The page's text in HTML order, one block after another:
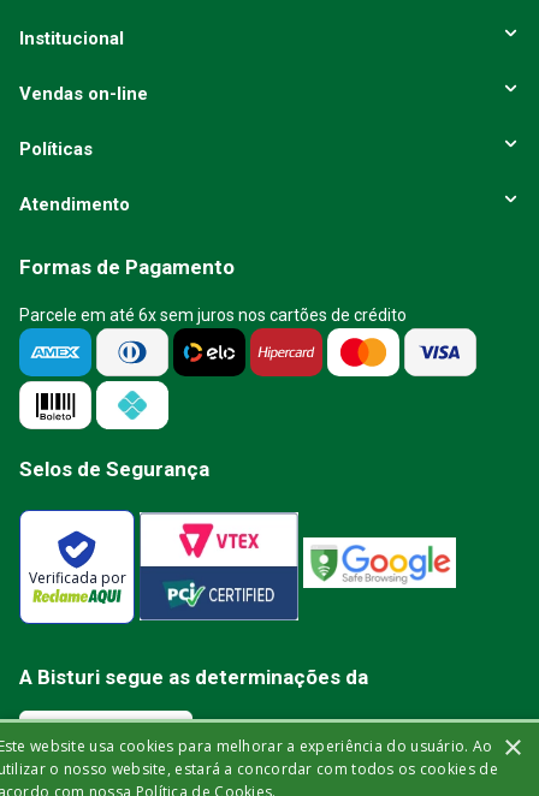
Institucional
Vendas on-line
Políticas
Atendimento
Formas de Pagamento
Parcele em até 6x sem juros nos cartões de crédito
Selos de Segurança
Verificada por
A Bisturi segue as determinações da
×
website usa cookies para melhorar a experiência do usuário. Ao
o nosso website, estará a concordar com todos os cookies de
com nossa Política de Cookies.